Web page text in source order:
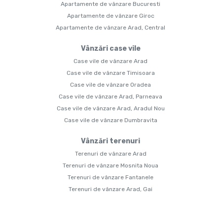
Apartamente de vânzare Bucuresti
Apartamente de vânzare Giroc
Apartamente de vânzare Arad, Central
Vânzări case vile
Case vile de vânzare Arad
Case vile de vânzare Timisoara
Case vile de vânzare Oradea
Case vile de vânzare Arad, Parneava
Case vile de vânzare Arad, Aradul Nou
Case vile de vânzare Dumbravita
Vânzări terenuri
Terenuri de vânzare Arad
Terenuri de vânzare Mosnita Noua
Terenuri de vânzare Fantanele
Terenuri de vânzare Arad, Gai